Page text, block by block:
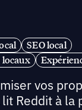
SEO local
locaux
vos
Reddit à la